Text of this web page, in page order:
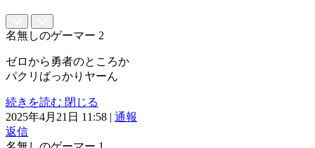
名無しのゲーマー 2
ゼロから勇者のところか
パクリばっかりヤーん
続きを読む 閉じる
2025年4月21日 11:58 | 通報
返信